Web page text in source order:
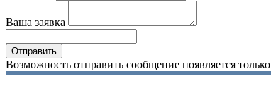
Ваша заявка
Возможность отправить сообщение появляется